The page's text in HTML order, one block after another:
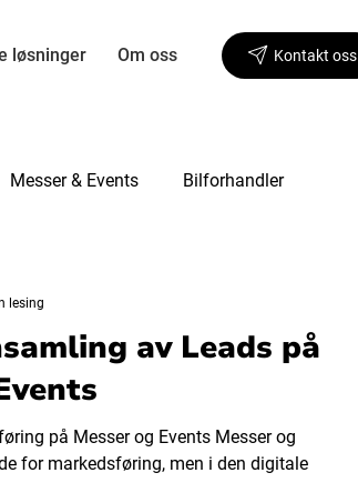
løsninger Om oss Kontakt oss
Messer & Events Bilforhandler
av Leads på
på Messer og Events Messer og
for markedsføring, men i den digitale
lesing